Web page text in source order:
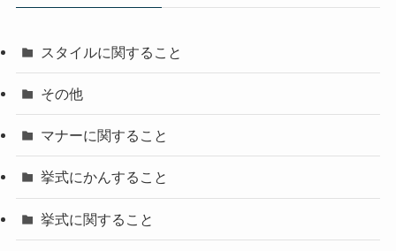
スタイルに関すること
その他
マナーに関すること
挙式にかんすること
挙式に関すること